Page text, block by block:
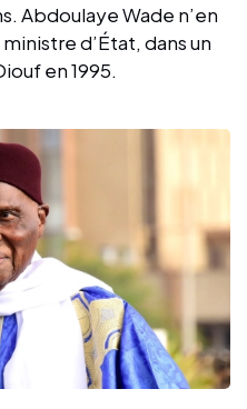
Abdoulaye Wade n’en
d’État, dans un
en 1995.